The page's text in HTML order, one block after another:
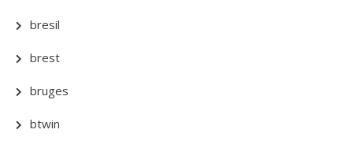
bresil
brest
bruges
btwin